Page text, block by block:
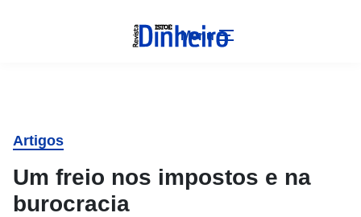
Menu
Artigos
Um freio nos impostos e na
burocracia